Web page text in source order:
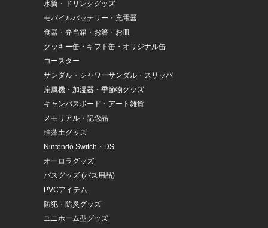
水筒・ドリンクグッズ
モバイルバッテリー・充電器
食器・弁当箱・お箸・お皿
クッキー缶・ギフト缶・オリジナル缶
コースター
サンダル・シャワーサンダル・スリッパ
扇風機・加湿器・季節物グッズ
キャンバスボード・アート雑貨
メモリアル・記念品
珪藻土グッズ
Nintendo Switch・DS
オーロラグッズ
バスグッズ (バス用品)
PVCアイテム
防犯・防災グッズ
ユニホーム型グッズ